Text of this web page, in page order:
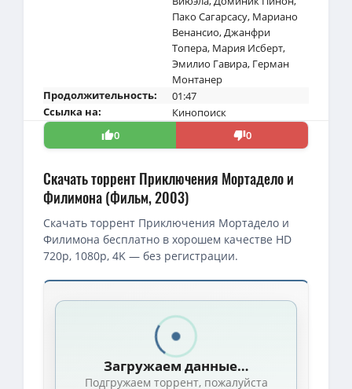
Пако Сагарсасу, Мариано
Венансио,Джанфри
Топера, Мария Исберт,
Эмилио Гавира, Герман
Монтанер
Продолжительность:
01:47
Ссылка на:
Кинопоиск
0
0
Скачать торрент Приключения Мортадело и
Филимона (Фильм, 2003)
Скачать торрент Приключения Мортадело и
Филимона бесплатно в хорошем качестве HD
720p, 1080p, 4K — без регистрации.
Скачать торрент — Приключения Мортадело и Филимона /
Приключения Мортадело и Филимона / Mortadelo & Filemon -
Приключения Мортадело и Филимона / La Gran aventura de
Приключения Мортадело и Филимона / La Gran Aventura de
Загружаем данные…
Подгружаем торрент, пожалуйста